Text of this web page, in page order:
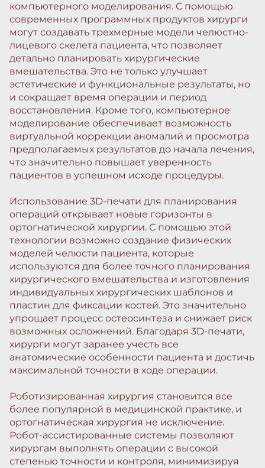
компьютерного моделирования. С помощью
современных программных продуктов хирурги
могут создавать трехмерные модели челюстно-
лицевого скелета пациента, что позволяет
детально планировать хирургические
вмешательства. Это не только улучшает
эстетические и функциональные результаты, но
и сокращает время операции и период
восстановления. Кроме того, компьютерное
моделирование обеспечивает возможность
виртуальной коррекции аномалий и просмотра
предполагаемых результатов до начала лечения,
что значительно повышает уверенность
пациентов в успешном исходе процедуры.
Использование 3D-печати для планирования
операций открывает новые горизонты в
ортогнатической хирургии. С помощью этой
технологии возможно создание физических
моделей челюсти пациента, которые
используются для более точного планирования
хирургического вмешательства и изготовления
индивидуальных хирургических шаблонов и
пластин для фиксации костей. Это значительно
упрощает процесс остеосинтеза и снижает риск
возможных осложнений. Благодаря 3D-печати,
хирурги могут заранее учесть все
анатомические особенности пациента и достичь
максимальной точности в ходе операции.
Роботизированная хирургия становится все
более популярной в медицинской практике, и
ортогнатическая хирургия не исключение.
Робот-ассистированные системы позволяют
хирургам выполнять операции с высокой
степенью точности и контроля, минимизируя